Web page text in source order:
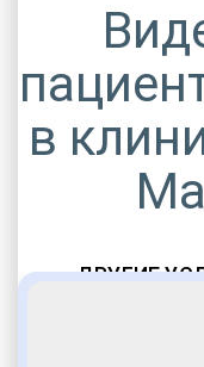
ДРУГИЕ
в